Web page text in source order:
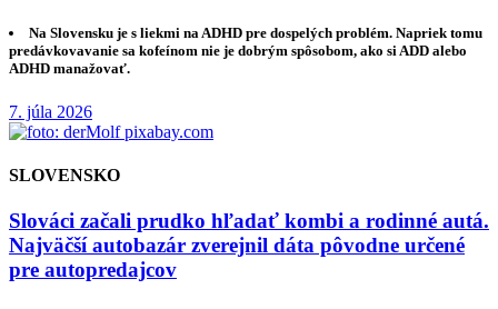
Na Slovensku je s liekmi na ADHD pre dospelých problém. Napriek tomu
predávkovavanie sa kofeínom nie je dobrým spôsobom, ako si ADD alebo
ADHD manažovať.
7. júla 2026
SLOVENSKO
Slováci začali prudko hľadať kombi a rodinné autá.
Najväčší autobazár zverejnil dáta pôvodne určené
pre autopredajcov